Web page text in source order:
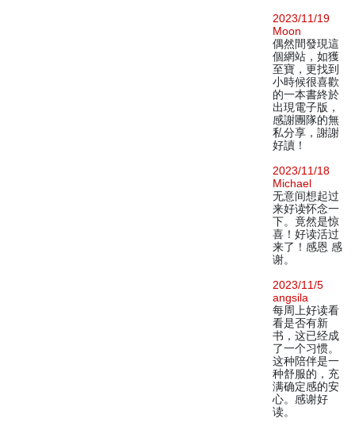
2023/11/19
Moon
偶然間發現這
個網站，如獲
至寶，更找到
小時候很喜歡
的一本書終於
出現電子版，
感謝團隊的無
私分享，謝謝
好讀！
2023/11/18
Michael
无意间想起过
来好读怀念一
下。竟然是惊
喜！好读活过
来了！感恩 感
谢。
2023/11/5
angsila
每周上好读看
看是否有新
书，这已经成
了一个习惯。
这种陪伴是一
种舒服的，充
满确定感的安
心。感谢好
读。